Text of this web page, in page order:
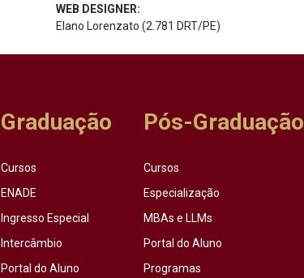
WEB DESIGNER:
Elano Lorenzato (2.781 DRT/PE)
Graduação
Cursos
ENADE
Ingresso Especial
Intercâmbio
Portal do Aluno
Pós-Graduação
Cursos
Especialização
MBAs e LLMs
Portal do Aluno
Programas